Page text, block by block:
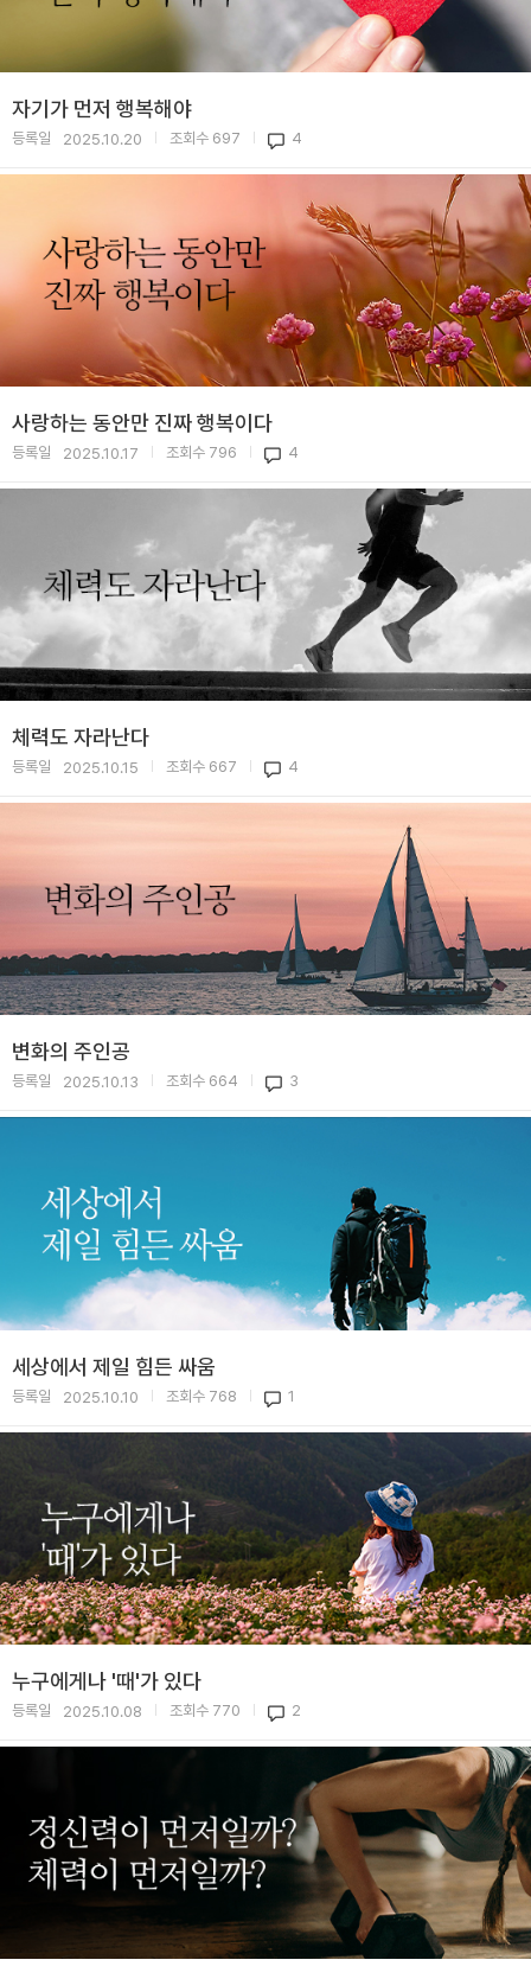
자기가 먼저 행복해야
등록일 2025.10.20 조회수 697 4
사랑하는 동안만 진짜 행복이다
등록일 2025.10.17 조회수 796 4
체력도 자라난다
등록일 2025.10.15 조회수 667 4
변화의 주인공
등록일 2025.10.13 조회수 664 3
세상에서 제일 힘든 싸움
등록일 2025.10.10 조회수 768 1
누구에게나 '때'가 있다
등록일 2025.10.08 조회수 770 2